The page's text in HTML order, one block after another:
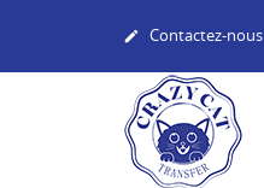
 Contactez-nous